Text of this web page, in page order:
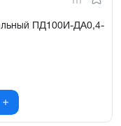
ПД100И-ДА0,4-